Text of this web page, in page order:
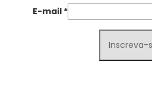
E-mail *